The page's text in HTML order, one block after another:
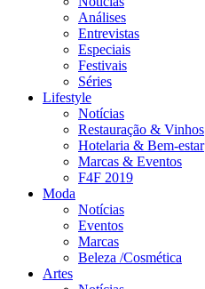
Análises
Entrevistas
Especiais
Festivais
Séries
Lifestyle
Notícias
Restauração & Vinhos
Hotelaria & Bem-estar
Marcas & Eventos
F4F 2019
Moda
Notícias
Eventos
Marcas
Beleza /Cosmética
Artes